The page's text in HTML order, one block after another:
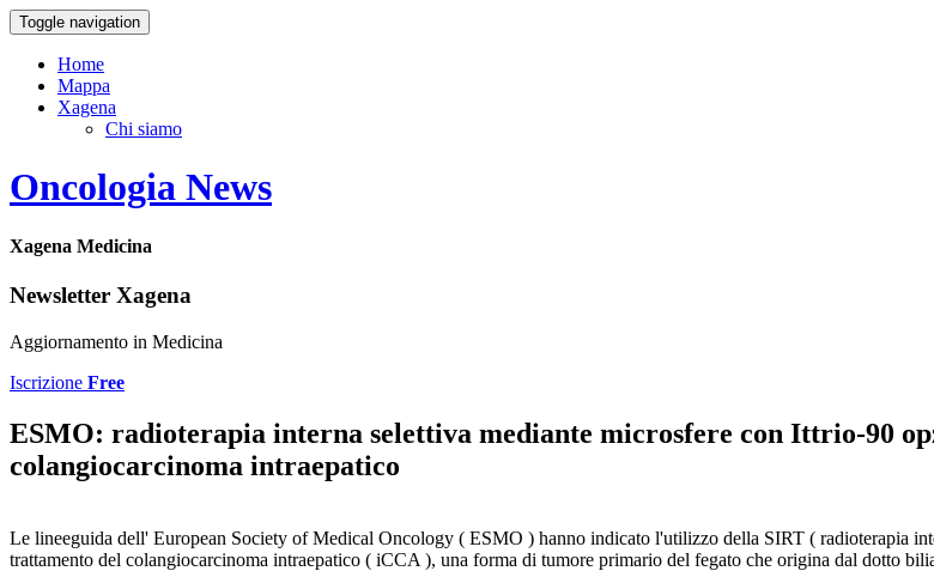
Toggle navigation
Home
Mappa
Xagena
Chi siamo
Oncologia News
Xagena Medicina
Newsletter Xagena
Aggiornamento in Medicina
Iscrizione Free
ESMO: radioterapia interna selettiva mediante microsfere con Ittrio-90
colangiocarcinoma intraepatico
Le lineeguida dell' European Society of Medical Oncology ( ESMO ) hanno indicato l'utilizzo della SIRT ( radioterapia
trattamento del colangiocarcinoma intraepatico ( iCCA ), una forma di tumore primario del fegato che origina dal dotto